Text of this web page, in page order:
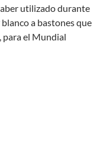
utilizado durante
a bastones que
para el Mundial